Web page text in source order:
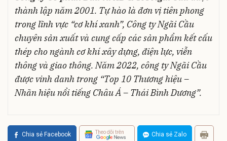
thành lập năm 2001. Tự hào là đơn vị tiên phong
trong lĩnh vực “cơ khí xanh”, Công ty Ngãi Cầu
chuyên sản xuất và cung cấp các sản phẩm kết cấu
thép cho ngành cơ khí xây dựng, điện lực, viễn
thông và giao thông. Năm 2022, công ty Ngãi Cầu
được vinh danh trong “Top 10 Thương hiệu –
Nhãn hiệu nổi tiếng Châu Á – Thái Bình Dương”.
Chia sẻ Facebook Theo dõi trên Chia sẻ Zalo